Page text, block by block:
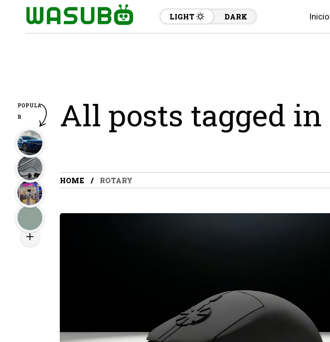
LIGHT DARK Inicio
All posts tagged
HOME ROTARY
POPULA
R